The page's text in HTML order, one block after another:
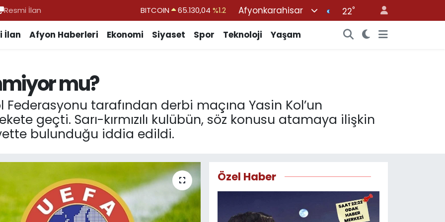
Resmi İlan DOLAR 47,7106 %0.17
BITCOIN
65.130,04
Afyonkarahisar 22°
İlan Afyon Haberleri Ekonomi Siyaset Spor Teknoloji Yaşam
mu?
tarafından derbi maçına Yasin Kol’un
geçti. Sarı-kırmızılı kulübün, söz konusu atamaya ilişkin
bulunduğu iddia edildi.
Özel Haber